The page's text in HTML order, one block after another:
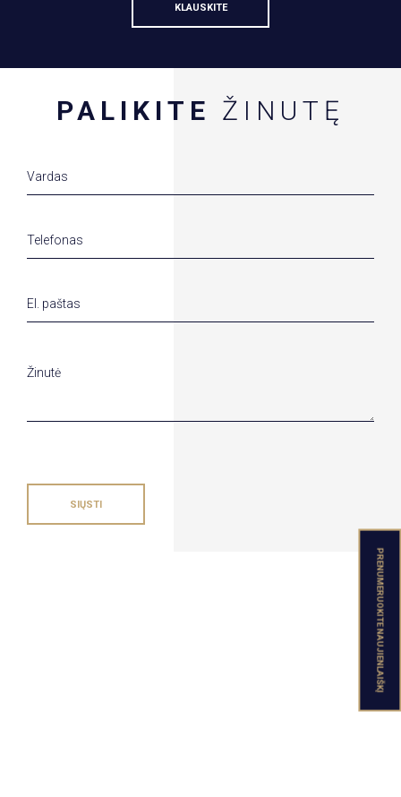
KLAUSKITE
PALIKITE ŽINUTĘ
SIŲSTI
PRENUMERUOKITE NAUJIENLAIŠKĮ